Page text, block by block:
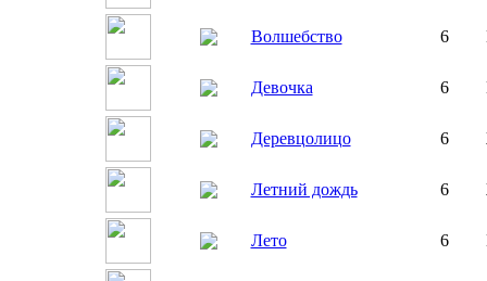
Волшебство 6
Девочка 6
Деревцолицо 6
Летний дождь 6
Лето 6